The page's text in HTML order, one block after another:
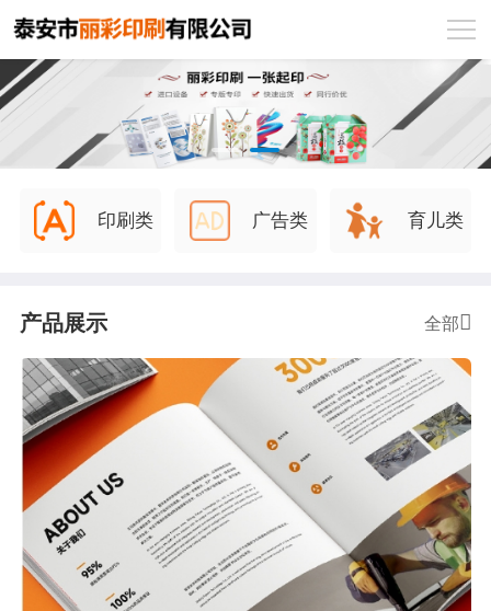
印刷类 广告类 育儿类
产品展示 全部